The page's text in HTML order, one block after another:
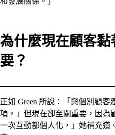
為什麼現在顧客
要？
正如 Green 所說：「與個別顧
項。」但現在卻至關重要，因為
一次互動都個人化，」她補充道